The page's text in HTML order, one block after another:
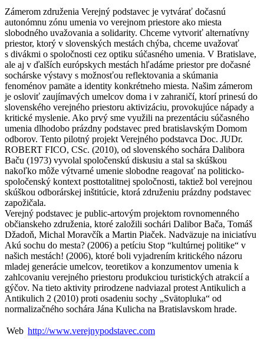
Zámerom združenia Verejný podstavec je vytvárať dočasnú
autonómnu zónu umenia vo verejnom priestore ako miesta
slobodného uvažovania a solidarity. Chceme vytvoriť alternatívny
priestor, ktorý v slovenských mestách chýba, chceme uvažovať
s divákmi o spoločnosti cez optiku súčasného umenia. V Bratislave,
ale aj v ďalších európskych mestách hľadáme priestor pre dočasné
sochárske výstavy s možnosťou reflektovania a skúmania
fenoménov pamäte a identity konkrétneho miesta. Našim zámerom
je osloviť zaujímavých umelcov doma i v zahraničí, ktorí prinesú do
slovenského verejného priestoru aktivizáciu, provokujúce nápady a
kritické myslenie. Ako prvý sme využili na prezentáciu súčasného
umenia dlhodobo prázdny podstavec pred bratislavským Domom
odborov. Tento pilotný projekt Verejného podstavca Doc. JUDr.
ROBERT FICO, CSc. (2010), od slovenského sochára Dalibora
Baču (1973) vyvolal spoločenskú diskusiu a stal sa skúškou
nakoľko môže výtvarné umenie slobodne reagovať na politicko-
spoločenský kontext posttotalitnej spoločnosti, taktiež bol verejnou
skúškou odborárskej inštitúcie, ktorá združeniu prázdny podstavec
zapožičala.
Verejný podstavec je public-artovým projektom rovnomenného
občianskeho združenia, ktoré založili sochári Dalibor Bača, Tomáš
Džadoň, Michal Moravčík a Martin Piaček. Nadväzuje na iniciatívu
Akú sochu do mesta? (2006) a petíciu Stop “kultúrnej politike“ v
našich mestách! (2006), ktoré boli vyjadrením kritického názoru
mladej generácie umelcov, teoretikov a konzumentov umenia k
zahlcovaniu verejného priestoru produkciou turistických atrakcií a
gýčov. Na tieto aktivity prirodzene nadviazal protest Antikulich a
Antikulich 2 (2010) proti osadeniu sochy „Svätopluka“ od
normalizačného sochára Jána Kulicha na Bratislavskom hrade.
Web http://www.verejnypodstavec.com